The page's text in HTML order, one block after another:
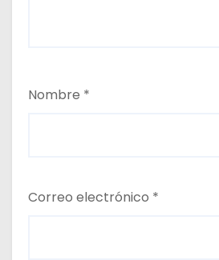
Nombre *
Correo electrónico *